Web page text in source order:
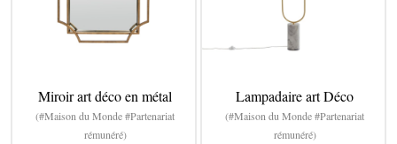
Miroir art déco en métal
(#Maison du Monde #Partenariat
rémunéré)
Lampadaire art Déco
(#Maison du Monde #Partenariat
rémunéré)